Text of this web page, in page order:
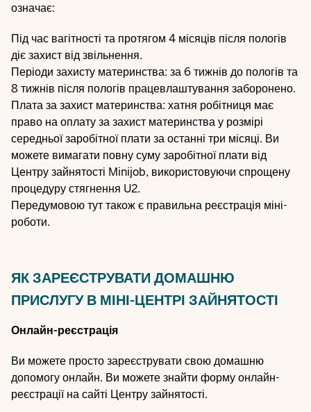
означає:
Під час вагітності та протягом 4 місяців після пологів
діє захист від звільнення.
Періоди захисту материнства: за 6 тижнів до пологів та
8 тижнів після пологів працевлаштування заборонено.
Плата за захист материнства: хатня робітниця має
право на оплату за захист материнства у розмірі
середньої заробітної плати за останні три місяці. Ви
можете вимагати повну суму заробітної плати від
Центру зайнятості Minijob, використовуючи спрощену
процедуру стягнення U2.
Передумовою тут також є правильна реєстрація міні-
роботи.
ЯК ЗАРЕЄСТРУВАТИ ДОМАШНЮ
ПРИСЛУГУ В МІНІ-ЦЕНТРІ ЗАЙНЯТОСТІ
Онлайн-реєстрація
Ви можете просто зареєструвати свою домашню
допомогу онлайн. Ви можете знайти форму онлайн-
реєстрації на сайті Центру зайнятості.